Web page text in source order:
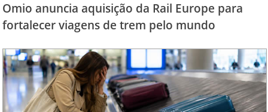
Omio anuncia aquisição da Rail Europe para
fortalecer viagens de trem pelo mundo